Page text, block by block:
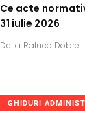
Ce acte
31 iulie 2026
De la Raluca Dobre
GHIDURI